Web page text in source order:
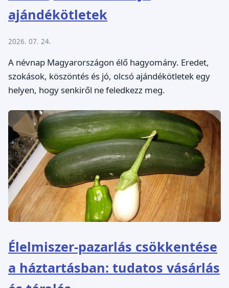
ajándékötletek
2026. 07. 24.
A névnap Magyarországon élő hagyomány. Eredet,
szokások, köszöntés és jó, olcsó ajándékötletek egy
helyen, hogy senkiről ne feledkezz meg.
Élelmiszer-pazarlás csökkentése
a háztartásban: tudatos vásárlás